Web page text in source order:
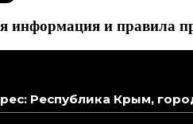
информация и правила
Республика Крым,